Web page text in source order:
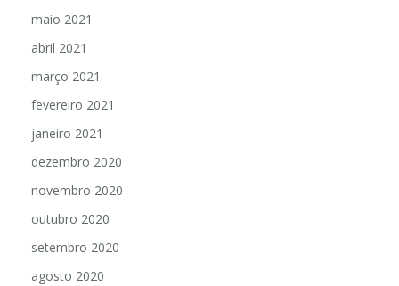
maio 2021
abril 2021
março 2021
fevereiro 2021
janeiro 2021
dezembro 2020
novembro 2020
outubro 2020
setembro 2020
agosto 2020